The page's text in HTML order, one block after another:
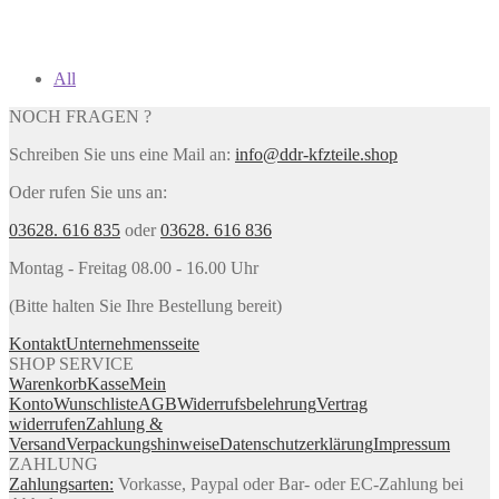
All
NOCH FRAGEN ?
Schreiben Sie uns eine Mail an: info@ddr-kfzteile.shop
Oder rufen Sie uns an:
03628. 616 835 oder03628. 616 836
Montag - Freitag 08.00 - 16.00 Uhr
(Bitte halten Sie Ihre Bestellung bereit)
KontaktUnternehmensseite
SHOP SERVICE
WarenkorbKasseMein
KontoWunschlisteAGBWiderrufsbelehrungVertrag
widerrufenZahlung &
VersandVerpackungshinweiseDatenschutzerklärungImpressum
ZAHLUNG
Zahlungsarten: Vorkasse, Paypal oder Bar- oder EC-Zahlung bei